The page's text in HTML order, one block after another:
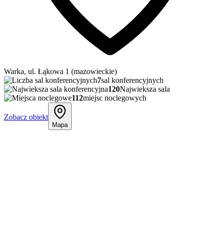
Warka, ul. Łąkowa 1 (mazowieckie)
7sal konferencyjnych
120Najwieksza sala
112miejsc noclegowych
Zobacz obiekt
Mapa